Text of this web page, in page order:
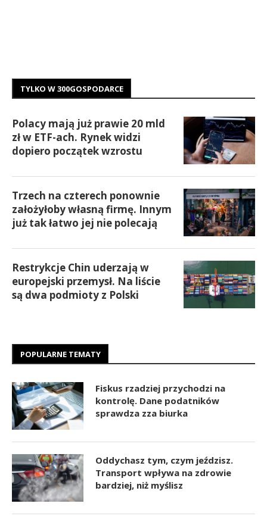
TYLKO W 300GOSPODARCE
Polacy mają już prawie 20 mld
zł w ETF-ach. Rynek widzi
dopiero początek wzrostu
Trzech na czterech ponownie
założyłoby własną firmę. Innym
już tak łatwo jej nie polecają
Restrykcje Chin uderzają w
europejski przemysł. Na liście
są dwa podmioty z Polski
POPULARNE TEMATY
Fiskus rzadziej przychodzi na
kontrolę. Dane podatników
sprawdza zza biurka
Oddychasz tym, czym jeździsz.
Transport wpływa na zdrowie
bardziej, niż myślisz